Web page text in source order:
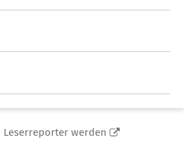
Leserreporter werden